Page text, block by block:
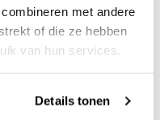
met andere
of die ze hebben
van hun services.
Details tonen